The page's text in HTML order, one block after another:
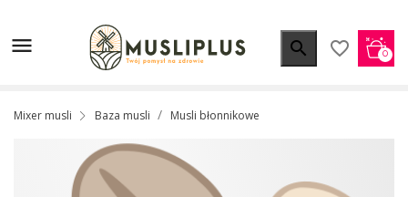
  favorite_border 0
Mixer musli Baza musli Musli błonnikowe